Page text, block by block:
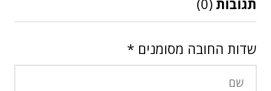
תגובות (0)
שדות החובה מסומנים *